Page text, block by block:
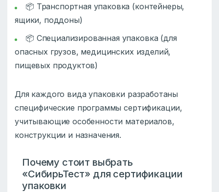
📦 Транспортная упаковка (контейнеры,
ящики, поддоны)
📦 Специализированная упаковка (для
опасных грузов, медицинских изделий,
пищевых продуктов)
Для каждого вида упаковки разработаны
специфические программы сертификации,
учитывающие особенности материалов,
конструкции и назначения.
Почему стоит выбрать
«СибирьТест» для сертификации
упаковки